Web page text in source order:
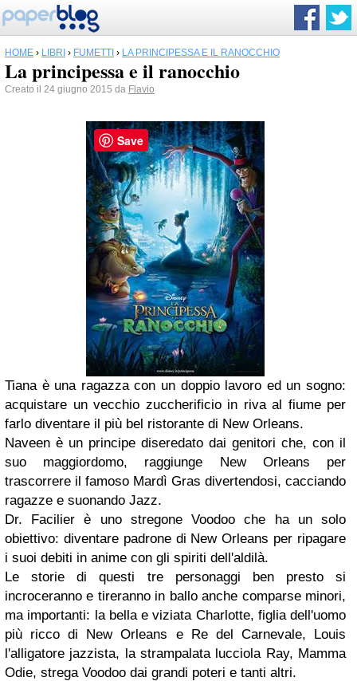
HOME › LIBRI › FUMETTI › LA PRINCIPESSA E IL RANOCCHIO
La principessa e il ranocchio
Creato il 24 giugno 2015 da Flavio
Tiana è una ragazza con un doppio lavoro ed un sogno:
acquistare un vecchio zuccherificio in riva al fiume per
farlo diventare il più bel ristorante di New Orleans.
Naveen è un principe diseredato dai genitori che, con il
suo maggiordomo, raggiunge New Orleans per
trascorrere il famoso Mardì Gras divertendosi, cacciando
ragazze e suonando Jazz.
Dr. Facilier è uno stregone Voodoo che ha un solo
obiettivo: diventare padrone di New Orleans per ripagare
i suoi debiti in anime con gli spiriti dell'aldilà.
Le storie di questi tre personaggi ben presto si
incroceranno e tireranno in ballo anche comparse minori,
ma importanti: la bella e viziata Charlotte, figlia dell'uomo
più ricco di New Orleans e Re del Carnevale, Louis
l'alligatore jazzista, la strampalata lucciola Ray, Mamma
Odie, strega Voodoo dai grandi poteri e tanti altri.
Save